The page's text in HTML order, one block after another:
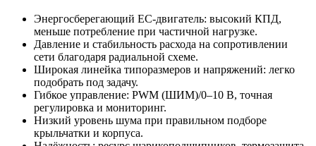
Энергосберегающий EC-двигатель: высокий КПД,
меньше потребление при частичной нагрузке.
Давление и стабильность расхода на сопротивлении
сети благодаря радиальной схеме.
Широкая линейка типоразмеров и напряжений: легко
подобрать под задачу.
Гибкое управление: PWM (ШИМ)/0–10 В, точная
регулировка и мониторинг.
Низкий уровень шума при правильном подборе
крыльчатки и корпуса.